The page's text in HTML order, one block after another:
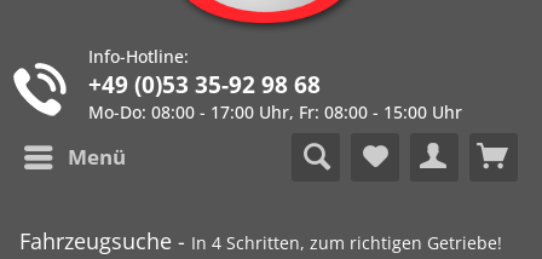
Info-Hotline:
+49 (0)53 35-92 98 68
Mo-Do: 08:00 - 17:00 Uhr, Fr: 08:00 - 15:00 Uhr
Menü
Fahrzeugsuche - In 4 Schritten, zum richtigen Getriebe!